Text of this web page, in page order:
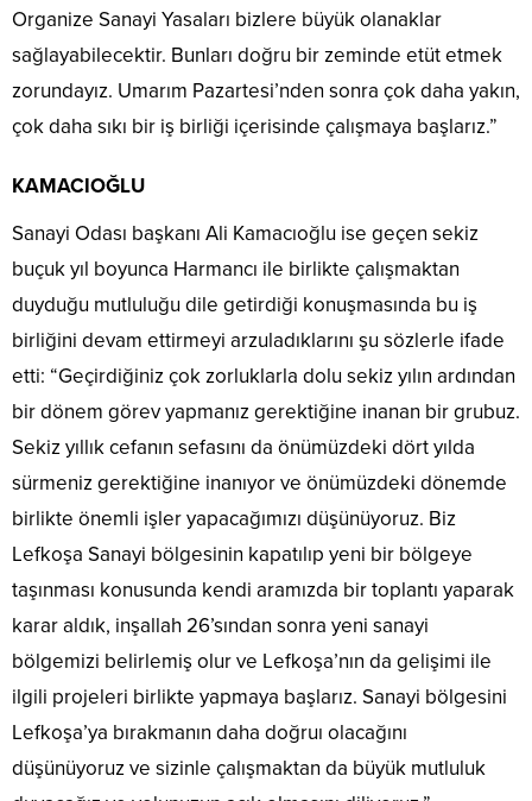
Organize Sanayi Yasaları bizlere büyük olanaklar
sağlayabilecektir. Bunları doğru bir zeminde etüt etmek
zorundayız. Umarım Pazartesi’nden sonra çok daha yakın,
çok daha sıkı bir iş birliği içerisinde çalışmaya başlarız.”
KAMACIOĞLU
Sanayi Odası başkanı Ali Kamacıoğlu ise geçen sekiz
buçuk yıl boyunca Harmancı ile birlikte çalışmaktan
duyduğu mutluluğu dile getirdiği konuşmasında bu iş
birliğini devam ettirmeyi arzuladıklarını şu sözlerle ifade
etti: “Geçirdiğiniz çok zorluklarla dolu sekiz yılın ardından
bir dönem görev yapmanız gerektiğine inanan bir grubuz.
Sekiz yıllık cefanın sefasını da önümüzdeki dört yılda
sürmeniz gerektiğine inanıyor ve önümüzdeki dönemde
birlikte önemli işler yapacağımızı düşünüyoruz. Biz
Lefkoşa Sanayi bölgesinin kapatılıp yeni bir bölgeye
taşınması konusunda kendi aramızda bir toplantı yaparak
karar aldık, inşallah 26’sından sonra yeni sanayi
bölgemizi belirlemiş olur ve Lefkoşa’nın da gelişimi ile
ilgili projeleri birlikte yapmaya başlarız. Sanayi bölgesini
Lefkoşa’ya bırakmanın daha doğruı olacağını
düşünüyoruz ve sizinle çalışmaktan da büyük mutluluk